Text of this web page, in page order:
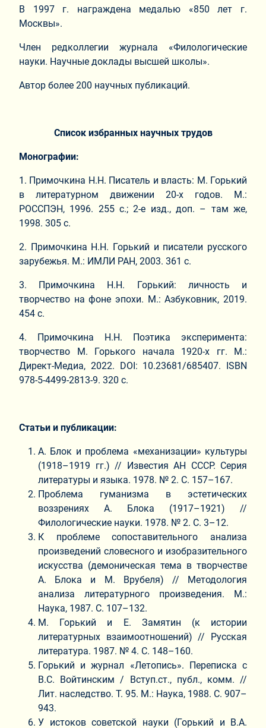
В 1997 г. награждена медалью «850 лет г.
Москвы».
Член редколлегии журнала «Филологические
науки. Научные доклады высшей школы».
Автор более 200 научных публикаций.
Список избранных научных трудов
Монографии:
1. Примочкина Н.Н. Писатель и власть: М. Горький
в литературном движении 20-х годов. М.:
РОССПЭН, 1996. 255 с.; 2-е изд., доп. – там же,
1998. 305 с.
2. Примочкина Н.Н. Горький и писатели русского
зарубежья. М.: ИМЛИ РАН, 2003. 361 с.
3. Примочкина Н.Н. Горький: личность и
творчество на фоне эпохи. М.: Азбуковник, 2019.
454 с.
4. Примочкина Н.Н. Поэтика эксперимента:
творчество М. Горького начала 1920-х гг. М.:
Директ-Медиа, 2022. DOI: 10.23681/685407. ISBN
978-5-4499-2813-9. 320 с.
Статьи и публикации:
А. Блок и проблема «механизации» культуры
(1918–1919 гг.) // Известия АН СССР. Серия
литературы и языка. 1978. № 2. С. 157–167.
Проблема гуманизма в эстетических
воззрениях А. Блока (1917–1921) //
Филологические науки. 1978. № 2. С. 3–12.
К проблеме сопоставительного анализа
произведений словесного и изобразительного
искусства (демоническая тема в творчестве
А. Блока и М. Врубеля) // Методология
анализа литературного произведения. М.:
Наука, 1987. С. 107–132.
М. Горький и Е. Замятин (к истории
литературных взаимоотношений) // Русская
литература. 1987. № 4. С. 148–160.
Горький и журнал «Летопись». Переписка с
В.С. Войтинским / Вступ.ст., публ., комм. //
Лит. наследство. Т. 95. М.: Наука, 1988. С. 907–
943.
У истоков советской науки (Горький и В.А.